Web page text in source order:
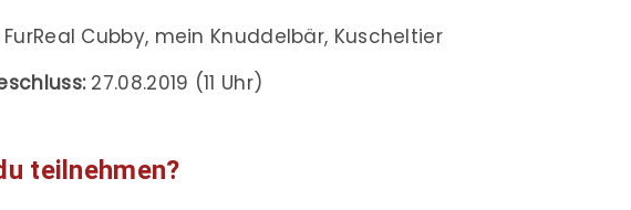
Cubby, mein Knuddelbär, Kuscheltier
27.08.2019 (11 Uhr)
teilnehmen?